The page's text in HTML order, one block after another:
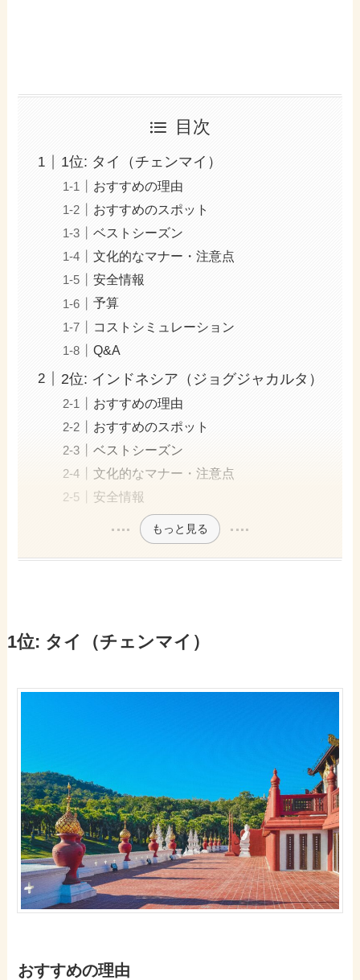
目次
1位: タイ（チェンマイ）
おすすめの理由
おすすめのスポット
ベストシーズン
文化的なマナー・注意点
安全情報
予算
コストシミュレーション
Q&A
2位: インドネシア（ジョグジャカルタ）
おすすめの理由
おすすめのスポット
ベストシーズン
文化的なマナー・注意点
安全情報
もっと見る
1位: タイ（チェンマイ）
おすすめの理由